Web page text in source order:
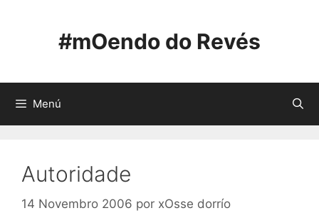
#mOendo do Revés
Menú
Autoridade
14 Novembro 2006 por xOsse dorrío